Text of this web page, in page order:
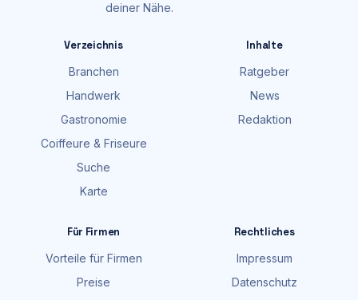
deiner Nähe.
Verzeichnis
Branchen
Handwerk
Gastronomie
Coiffeure & Friseure
Suche
Karte
Inhalte
Ratgeber
News
Redaktion
Für Firmen
Vorteile für Firmen
Preise
Rechtliches
Impressum
Datenschutz